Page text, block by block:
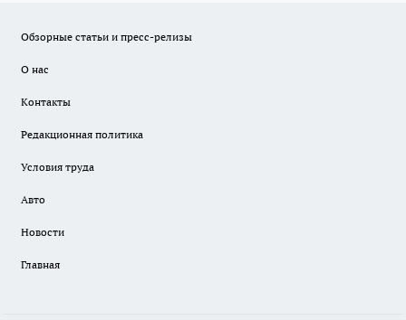
Обзорные статьи и пресс-релизы
О нас
Контакты
Редакционная политика
Условия труда
Авто
Новости
Главная